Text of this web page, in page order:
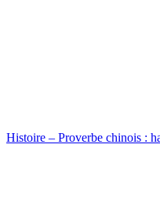
Histoire – Proverbe chinois :